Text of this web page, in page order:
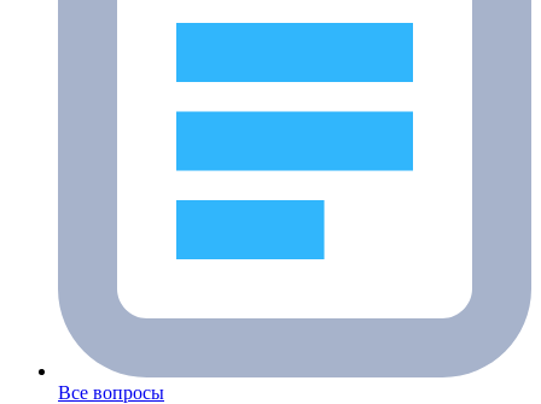
Все вопросы